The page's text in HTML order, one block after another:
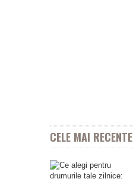
CELE MAI RECENTE